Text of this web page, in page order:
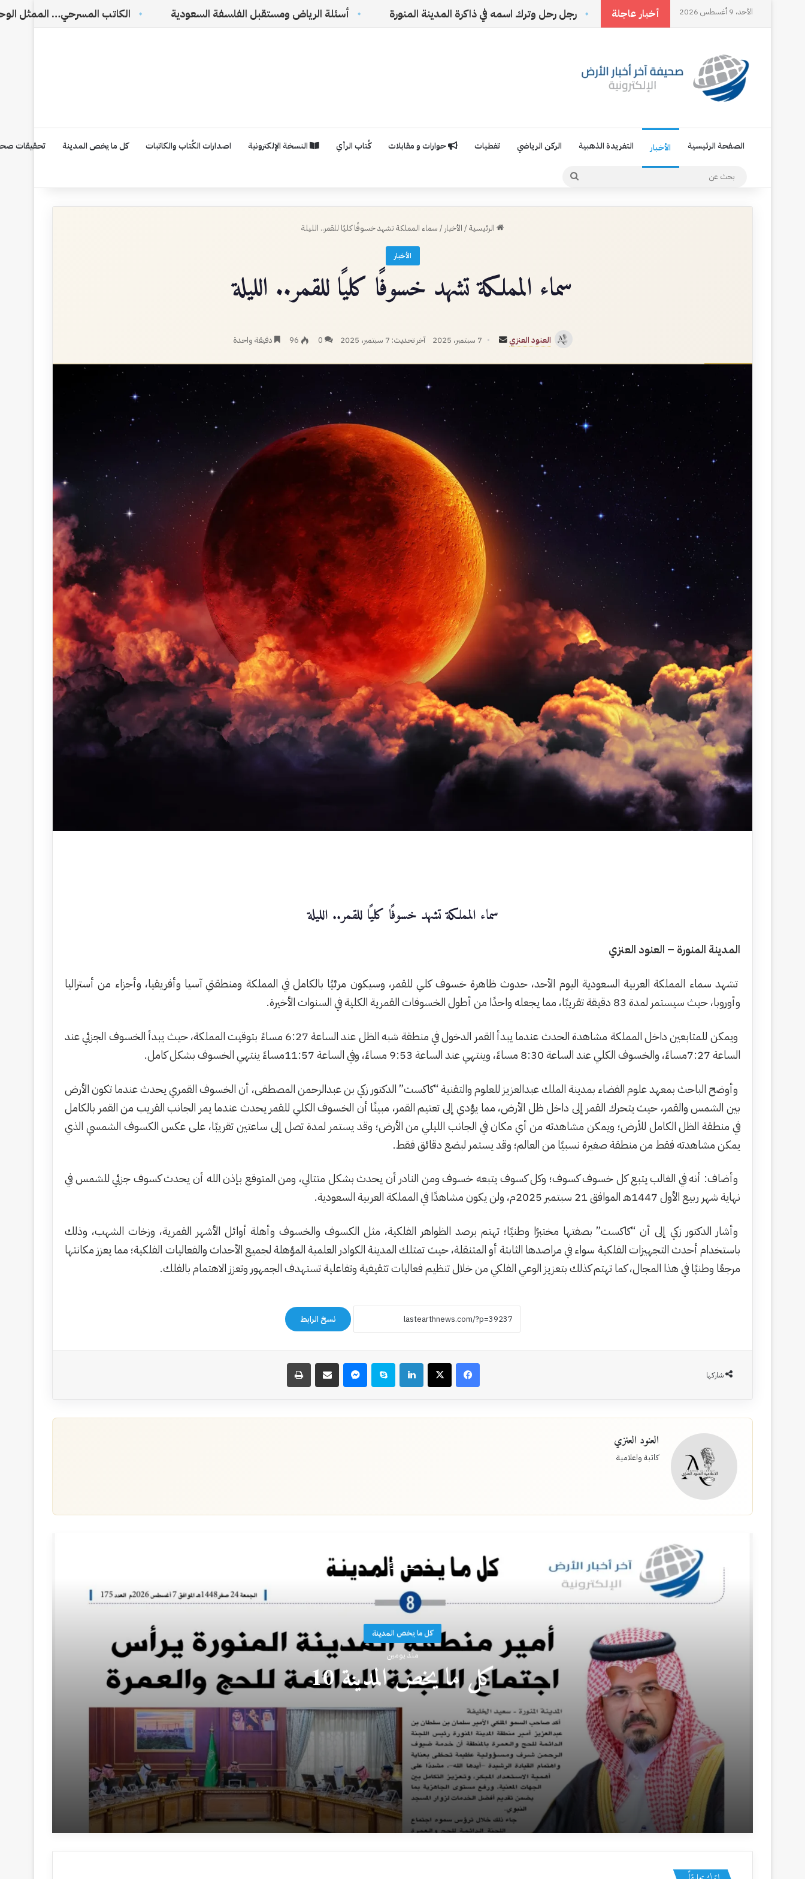
الأحد، 9 أغسطس 2026 أخبار عاجلة الناس بل تصنعها أنت رجل رحل وترك اسمه في ذاكرة المدينة المنورة أسئلة الرياض ومستقبل الفلسفة السعودية الكاتب المسرحي… الممثل الوحيد الذي لا يراه
الصفحة الرئيسية الأخبار التغريدة الذهبية الركن الرياضي تغطيات حوارات و مقابلات كُتاب الرأي النسخة الإلكترونية اصدارات الكُتاب والكاتبات كل ما يخص المدينة تحقيقات
بحث
الرئيسية/ الأخبار / سماء المملكة تشهد خسوفًا كليًا للقمر.. الليلة
الأخبار
سماء المملكة تشهد خسوفًا كليًا للقمر.. الليلة
العنود العنزي
أرسل
إلكترونيا
7 سبتمبر، 2025 آخر تحديث: 7 سبتمبر، 2025 0
96 دقيقة واحدة
سماء المملكة تشهد خسوفًا كليًا للقمر.. الليلة
المدينة المنورة – العنود العنزي
تشهد سماء المملكة العربية السعودية اليوم الأحد، حدوث ظاهرة خسوف كلي للقمر، وسيكون مرئيًا بالكامل في المملكة ومنطقتي آسيا وأفريقيا، وأجزاء من أستراليا
وأوروبا، حيث سيستمر لمدة 83 دقيقة تقريبًا، مما يجعله واحدًا من أطول الخسوفات القمرية الكلية في السنوات الأخيرة.
ويمكن للمتابعين داخل المملكة مشاهدة الحدث عندما يبدأ القمر الدخول في منطقة شبه الظل عند الساعة 6:27 مساءً بتوقيت المملكة، حيث يبدأ الخسوف الجزئي عند
الساعة 7:27مساءً، والخسوف الكلي عند الساعة 8:30 مساءً، وينتهي عند الساعة 9:53 مساءً، وفي الساعة 11:57مساءً ينتهي الخسوف بشكل كامل.
وأوضح الباحث بمعهد علوم الفضاء بمدينة الملك عبدالعزيز للعلوم والتقنية “كاكست” الدكتور زكي بن عبدالرحمن المصطفى، أن الخسوف القمري يحدث عندما تكون الأرض
بين الشمس والقمر، حيث يتحرك القمر إلى داخل ظل الأرض، مما يؤدي إلى تعتيم القمر، مبينًا أن الخسوف الكلي للقمر يحدث عندما يمر الجانب القريب من القمر بالكامل
في منطقة الظل الكامل للأرض؛ ويمكن مشاهدته من أي مكان في الجانب الليلي من الأرض؛ وقد يستمر لمدة تصل إلى ساعتين تقريبًا، على عكس الكسوف الشمسي الذي
يمكن مشاهدته فقط من منطقة صغيرة نسبيًا من العالم؛ وقد يستمر لبضع دقائق فقط.
وأضاف: أنه في الغالب يتبع كل خسوف كسوف؛ وكل كسوف يتبعه خسوف ومن النادر أن يحدث بشكل متتالي، ومن المتوقع بإذن الله أن يحدث كسوف جزئي للشمس في
نهاية شهر ربيع الأول 1447هـ الموافق 21 سبتمبر 2025م، ولن يكون مشاهدًا في المملكة العربية السعودية.
وأشار الدكتور زكي إلى أن “كاكست” بصفتها مختبرًا وطنيًا؛ تهتم برصد الظواهر الفلكية، مثل الكسوف والخسوف وأهلة أوائل الأشهر القمرية، وزخات الشهب، وذلك
باستخدام أحدث التجهيزات الفلكية سواء في مراصدها الثابتة أو المتنقلة، حيث تمتلك المدينة الكوادر العلمية المؤهلة لجميع الأحداث والفعاليات الفلكية؛ مما يعزز مكانتها
مرجعًا وطنيًا في هذا المجال، كما تهتم كذلك بتعزيز الوعي الفلكي من خلال تنظيم فعاليات تثقيفية وتفاعلية تستهدف الجمهور وتعزز الاهتمام بالفلك.
نسخ الرابط
شاركها
فيسبوك‫X لينكدإن سكايب ماسنجر مشاركة عبر البريد طباعة
العنود العنزي
كاتبة واعلامية
أقرأ التالي
كل ما يخص المدينة
منذ يومين
كل ما يخص المدينة 10
منذ يومين
كل ما يخص المدينة 10
كل ما يخص المدينة 9